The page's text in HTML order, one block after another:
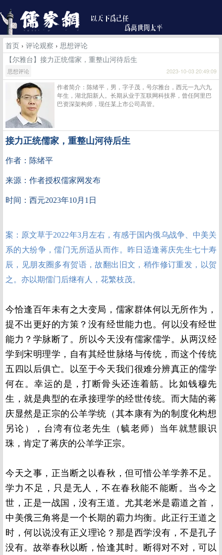
首页 › 评论观察 › 思想评论
【尔雅台】接力正统儒家，重整山河待后生
思想评论 2023-10-03 20:49:09
作者简介：陈绪平，男，字子茂，号尔雅台，西元一九六九
年生，湖北阳新人。长期从业于互联网科技界，曾任阿里巴
巴资深架构师，现任某上市公司高管。
接力正统儒家，重整山河待后生
作者：陈绪平
来源：作者授权儒家网发布
时间：西元2023年10月1日
案：原文草于2022年3月左右，有感于国内俄乌战争、中美关
系的大纷争，儒门无所适从而作。昨日适逢蒋庆先生七十寿
辰，见朋友圈多有贺语，故翻出旧文，稍作修订重发，以贺
之。亦以期儒门后继有人，花繁枝茂。
今恰逢百年未有之大变局，儒家群体何以无所作为，
提不出更好的方策？没有经世能力也。何以没有经世
能力？学脉断了。所以今天没有儒家儒学。从两汉经
学到宋明理学，自有其经世脉络与传统，而这个传统
五四以后俱亡。以至于今天我们很难分辨真正的儒学
何在。幸运的是，打断骨头还连着筋。比如钱穆先
生，就是典型的在承接理学的经世传统。而大陆的蒋
庆显然是正宗的公羊学统（其本康有为的制度化构想
另论），台湾有位老先生（毓老师）当年就慧眼识
珠，肯定了蒋庆的公羊学正宗。
今天之事，正当断之以春秋，但可惜公羊学养不足。
学力不足，只是无人，不在春秋能不能断。当今之
世，正是一战国，没有王道。尤其老米是霸道之首，
中美俄三角将是一个长期的霸力均衡。此正行王道之
时，何以说没有正义理论？那是西学没有，不是孔子
没有。故举春秋以断，恰逢其时。断得对不对，可以